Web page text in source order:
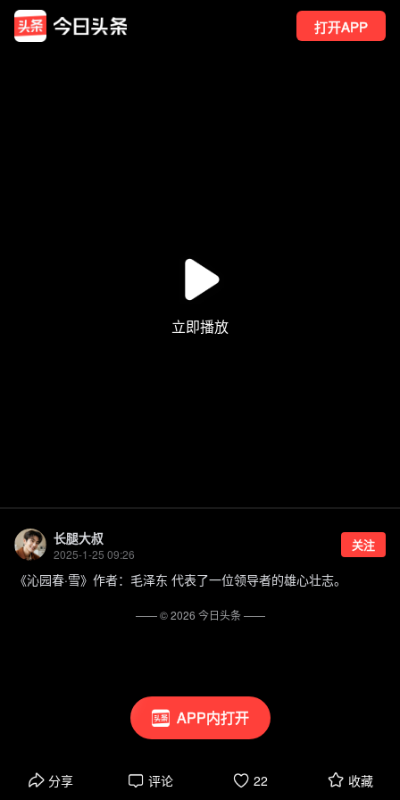
打开APP
APP内打开
长腿大叔
2025-1-25 09:26
关注
《沁园春·雪》作者：毛泽东 代表了一位领导者的雄心壮志。
分享 评论 22 收藏
—— ©2026 今日头条——